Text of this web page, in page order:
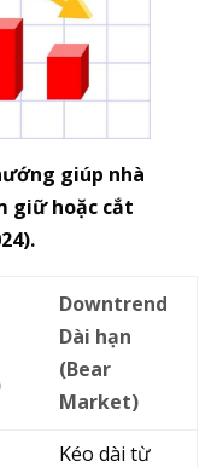
giúp nhà
giữ hoặc cắt
Downtrend
Dài hạn
(Bear
Market)
Kéo dài từ